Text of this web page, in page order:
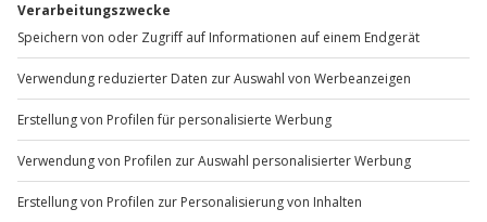
Teilnehmer
Gutschein gültig für 2 Personen
+49 89 / 60 60 89 700
Mo-Fr: 9-17 Uhr
b2b@jochen-schweizer.de
www.b2b.jochen-schweizer.de/
Artikelnummer : 46426